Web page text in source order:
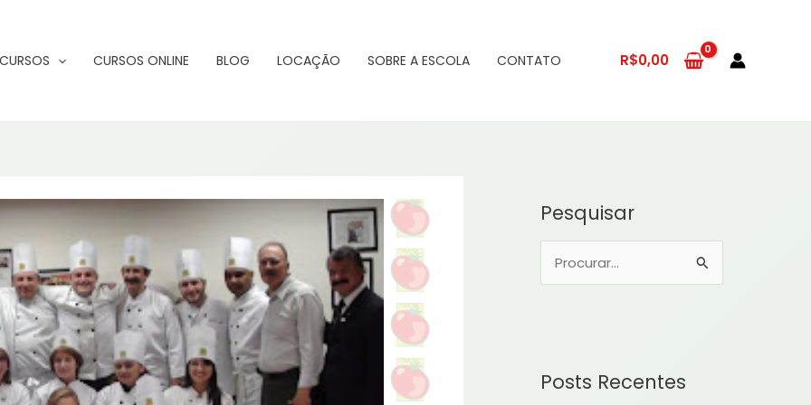
CURSOS CURSOS ONLINE BLOG LOCAÇÃO SOBRE A ESCOLA CONTATO R$0,00
Pesquisar
u
Posts Recentes